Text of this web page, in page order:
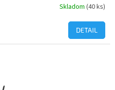
Skladom(40 ks)
DETAIL